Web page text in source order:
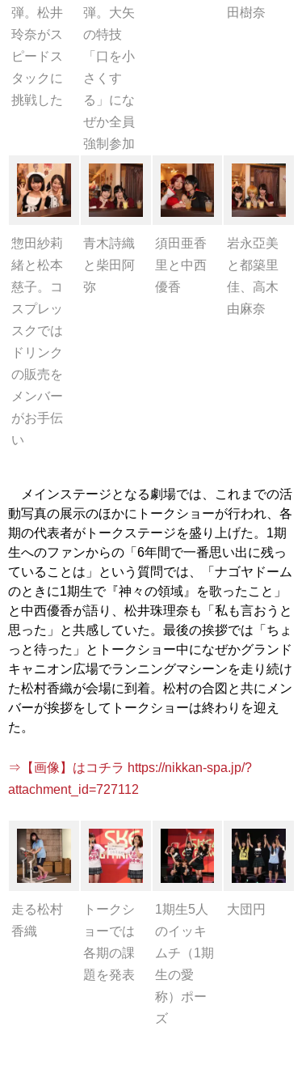
弾。松井
玲奈がス
ピードス
タックに
挑戦した
弾。大矢
の特技
「口を小
さくす
る」にな
ぜか全員
強制参加
田樹奈
惣田紗莉
緒と松本
慈子。コ
スプレッ
スクでは
ドリンク
の販売を
メンバー
がお手伝
い
青木詩織
と柴田阿
弥
須田亜香
里と中西
優香
岩永亞美
と都築里
佳、高木
由麻奈
メインステージとなる劇場では、これまでの活
動写真の展示のほかにトークショーが行われ、各
期の代表者がトークステージを盛り上げた。1期
生へのファンからの「6年間で一番思い出に残っ
ていることは」という質問では、「ナゴヤドーム
のときに1期生で『神々の領域』を歌ったこと」
と中西優香が語り、松井珠理奈も「私も言おうと
思った」と共感していた。最後の挨拶では「ちょ
っと待った」とトークショー中になぜかグランド
キャニオン広場でランニングマシーンを走り続け
た松村香織が会場に到着。松村の合図と共にメン
バーが挨拶をしてトークショーは終わりを迎え
た。
⇒【画像】はコチラ https://nikkan-spa.jp/?
attachment_id=727112
走る松村
香織
トークシ
ョーでは
各期の課
題を発表
1期生5人
のイッキ
ムチ（1期
生の愛
称）ポー
ズ
大団円